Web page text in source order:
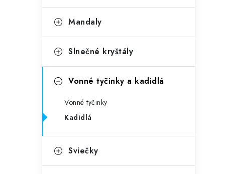
a
n
l
i
Mandaly
Slnečné kryštály
Vonné tyčinky a kadidlá
Vonné tyčinky
Kadidlá
Sviečky